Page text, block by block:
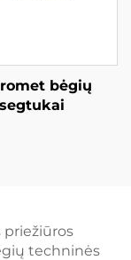
bėgių
segtukai
priežiūros
techninės